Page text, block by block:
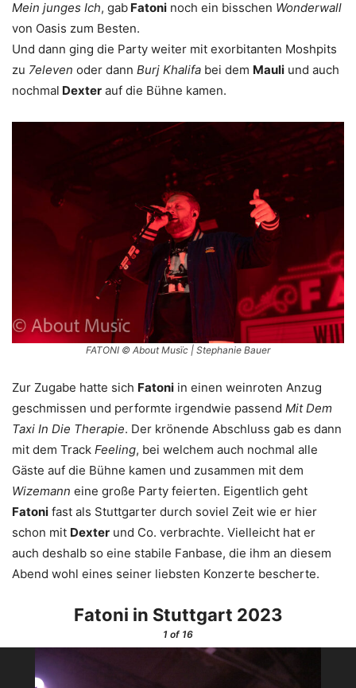
Mein junges Ich, gab Fatoni noch ein bisschen Wonderwall
von Oasis zum Besten.
Und dann ging die Party weiter mit exorbitanten Moshpits
zu 7eleven oder dann Burj Khalifa bei dem Mauli und auch
nochmal Dexter auf die Bühne kamen.
FATONI © About Musïc | Stephanie Bauer
Zur Zugabe hatte sich Fatoni in einen weinroten Anzug
geschmissen und performte irgendwie passend Mit Dem
Taxi In Die Therapie. Der krönende Abschluss gab es dann
mit dem Track Feeling, bei welchem auch nochmal alle
Gäste auf die Bühne kamen und zusammen mit dem
Wizemann eine große Party feierten. Eigentlich geht
Fatoni fast als Stuttgarter durch soviel Zeit wie er hier
schon mit Dexter und Co. verbrachte. Vielleicht hat er
auch deshalb so eine stabile Fanbase, die ihm an diesem
Abend wohl eines seiner liebsten Konzerte bescherte.
Fatoni in Stuttgart 2023
1 of 16